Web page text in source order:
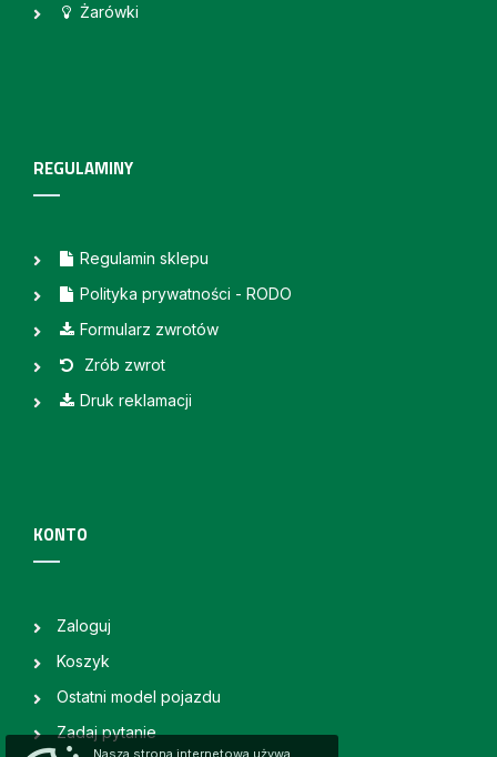
Żarówki
REGULAMINY
Regulamin sklepu
Polityka prywatności - RODO
Formularz zwrotów
Zrób zwrot
Druk reklamacji
KONTO
Zaloguj
Koszyk
Ostatni model pojazdu
Zadaj pytanie
Nasza strona internetowa używa